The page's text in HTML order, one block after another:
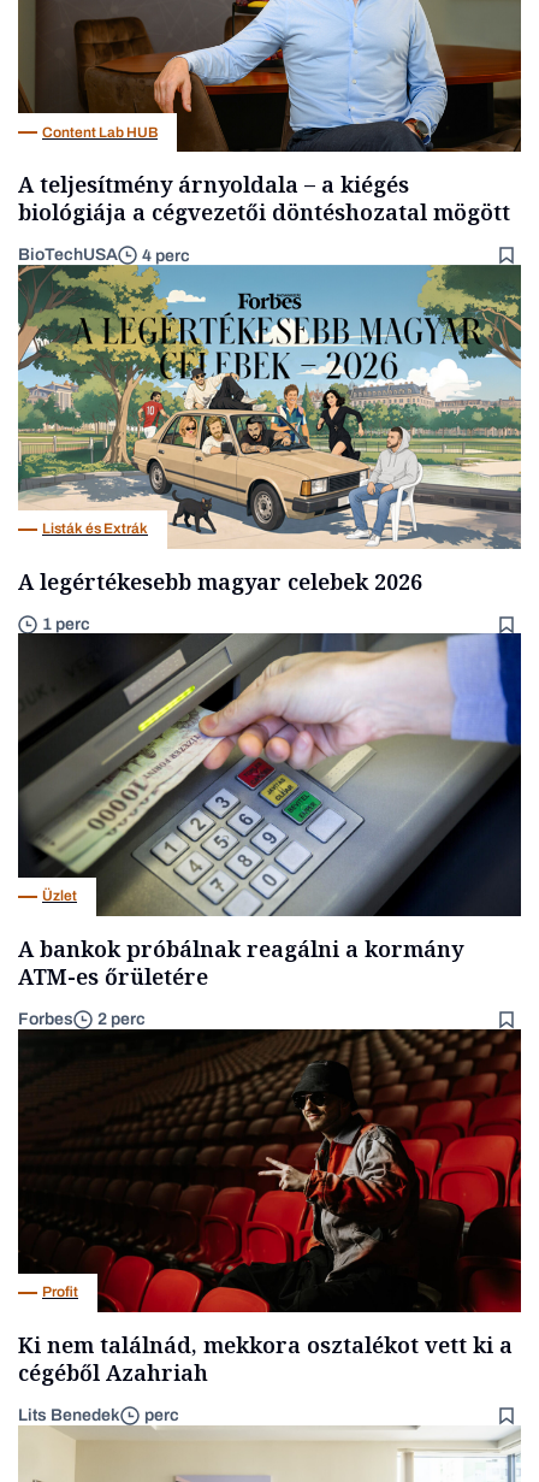
Content Lab HUB
A teljesítmény árnyoldala – a kiégés
biológiája a cégvezetői döntéshozatal mögött
BioTechUSA 4 perc
Listák és Extrák
A legértékesebb magyar celebek 2026
1 perc
Üzlet
A bankok próbálnak reagálni a kormány
ATM-es őrületére
Forbes 2 perc
Profit
Ki nem találnád, mekkora osztalékot vett ki a
cégéből Azahriah
Lits Benedek perc